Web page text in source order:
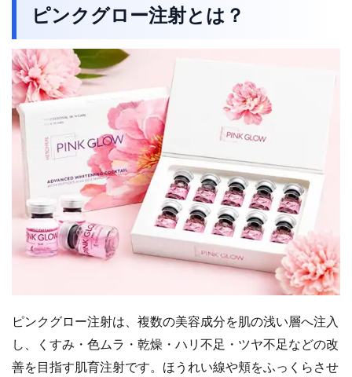
ピンクグロー注射とは？
ピンクグロー注射は、複数の美容成分を肌の浅い層へ注入
し、くすみ・色ムラ・乾燥・ハリ不足・ツヤ不足などの改
善を目指す肌育注射です。ほうれい線や頬をふっくらさせ